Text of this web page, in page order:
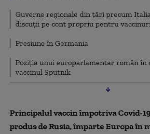
Guverne regionale din țări precum
discuții pe cont propriu pentru
Presiune în Germania
Poziția unui europarlamentar român în
vaccinul Sputnik
Principalul vaccin împotriva Covid-
produs de Rusia, împarte Europa în